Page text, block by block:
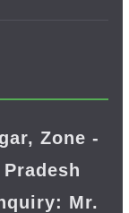
Zone -
Mr.